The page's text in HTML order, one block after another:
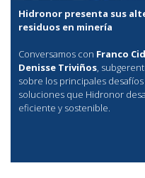
Hidronor presenta sus
residuos en minería
Conversamos con Franco Cid
Denisse Triviños,
sobre los principales
soluciones que Hidronor
eficiente y sostenible.